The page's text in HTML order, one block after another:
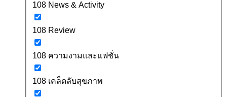
108 News & Activity
108 Review
108 ความงามและแฟชั่น
108 เคล็ดลับสุขภาพ